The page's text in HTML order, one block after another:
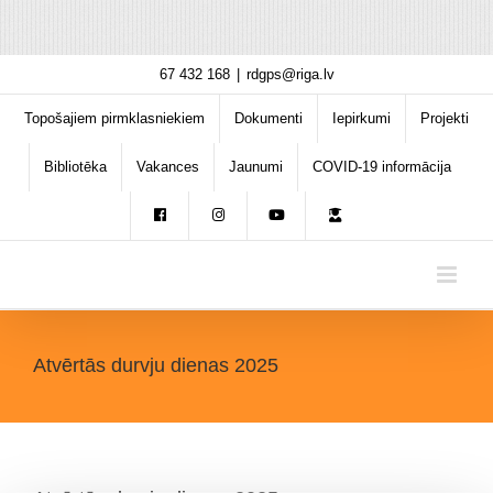
content
67 432 168 rdgps@riga.lv
Topošajiem pirmklasniekiem Dokumenti Iepirkumi Projekti
Bibliotēka Vakances Jaunumi COVID-19 informācija
Atvērtās durvju dienas 2025